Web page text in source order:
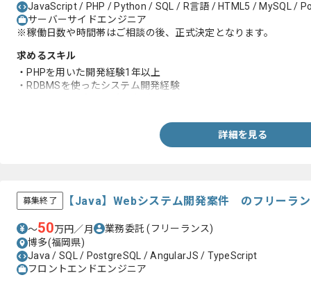
JavaScript / PHP / Python / SQL / R言語 / HTML5 / MySQL /
サーバーサイドエンジニア
※稼働日数や時間帯はご相談の後、正式決定となります。
求めるスキル
・PHPを用いた開発経験1年以上
・RDBMSを使ったシステム開発経験
詳細を見る
募集終了 【Java】Webシステム開発案件 のフリーラ
〜50万円／月 業務委託(フリーランス)
博多(福岡県)
Java / SQL / PostgreSQL / AngularJS / TypeScript
フロントエンドエンジニア